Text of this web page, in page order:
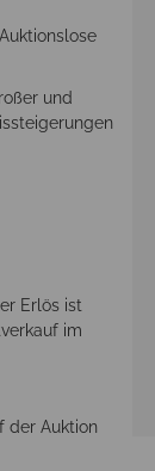
und
Erlös ist
im
der Auktion